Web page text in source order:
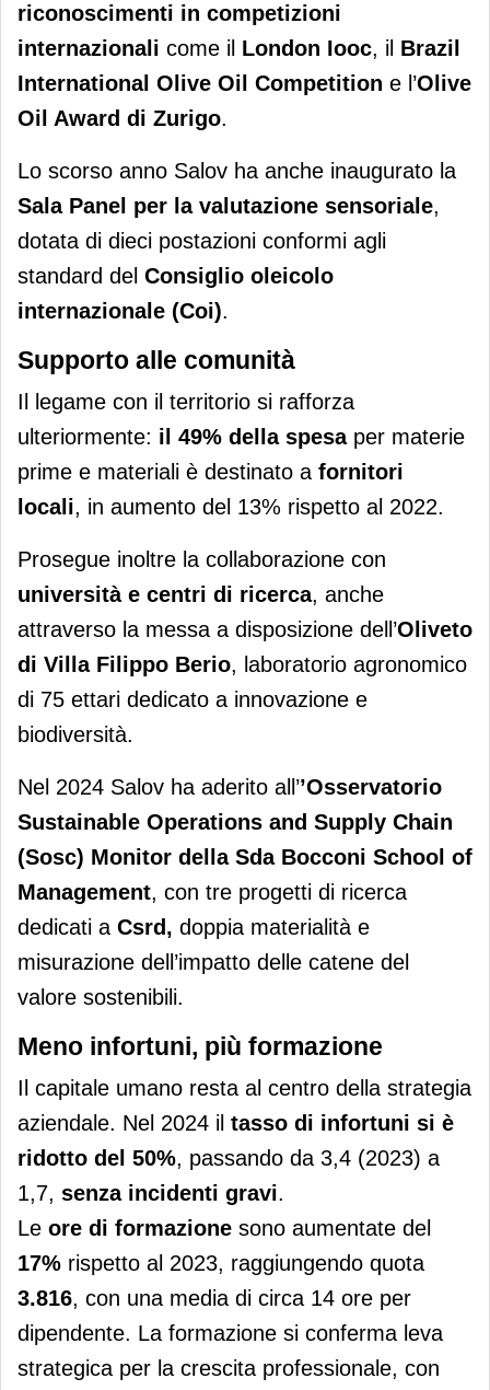
riconoscimenti in competizioni
internazionali come il London Iooc, il Brazil
International Olive Oil Competition e l’Olive
Oil Award di Zurigo.
Lo scorso anno Salov ha anche inaugurato la
Sala Panel per la valutazione sensoriale,
dotata di dieci postazioni conformi agli
standard del Consiglio oleicolo
internazionale (Coi).
Supporto alle comunità
Il legame con il territorio si rafforza
ulteriormente: il 49% della spesaper materie
prime e materiali è destinato a fornitori
locali, in aumento del 13% rispetto al 2022.
Prosegue inoltre la collaborazione con
università e centri di ricerca, anche
attraverso la messa a disposizione dell’Oliveto
di Villa Filippo Berio, laboratorio agronomico
di 75 ettari dedicato a innovazione e
biodiversità.
Nel 2024 Salov ha aderito all’’Osservatorio
Sustainable Operations and Supply Chain
(Sosc) Monitor della Sda Bocconi School of
Management, con tre progetti di ricerca
dedicati a Csrd, doppia materialità e
misurazione dell’impatto delle catene del
valore sostenibili.
Meno infortuni, più formazione
Il capitale umano resta al centro della strategia
aziendale. Nel 2024 il tasso di infortuni si è
ridotto del 50%, passando da 3,4 (2023) a
1,7, senza incidenti gravi.
Le ore di formazione sono aumentate del
17% rispetto al 2023, raggiungendo quota
3.816, con una media di circa 14 ore per
dipendente. La formazione si conferma leva
strategica per la crescita professionale, con